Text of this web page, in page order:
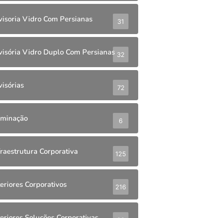
Vidro Com Persianas 31
Vidro Duplo Com Persianas 32
72
6
Corporativa 125
Corporativos 216